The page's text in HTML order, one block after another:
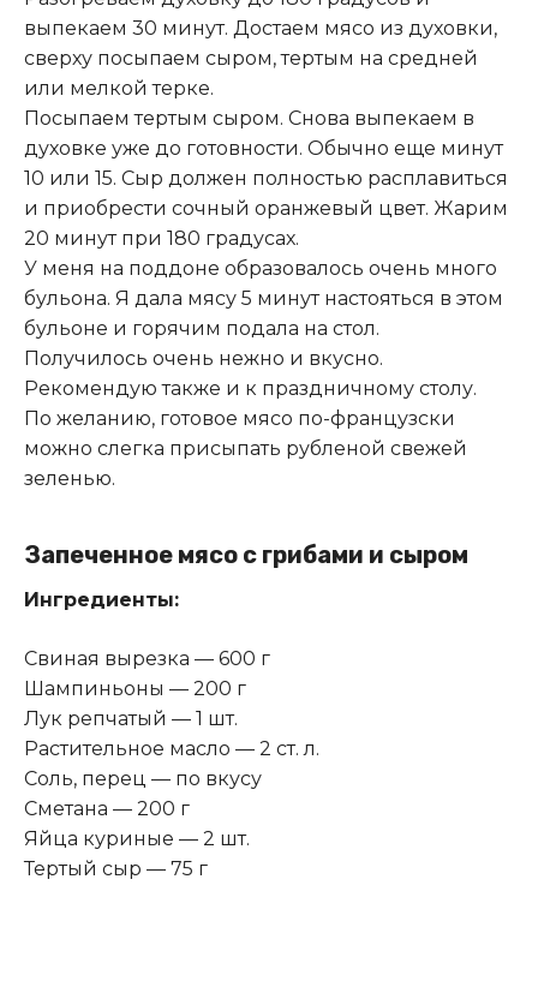
выпекаем 30 минут. Достаем мясо из духовки,
сверху посыпаем сыром, тертым на средней
или мелкой терке.
Посыпаем тертым сыром. Снова выпекаем в
духовке уже до готовности. Обычно еще минут
10 или 15. Сыр должен полностью расплавиться
и приобрести сочный оранжевый цвет. Жарим
20 минут при 180 градусах.
У меня на поддоне образовалось очень много
бульона. Я дала мясу 5 минут настояться в этом
бульоне и горячим подала на стол.
Получилось очень нежно и вкусно.
Рекомендую также и к праздничному столу.
По желанию, готовое мясо по-французски
можно слегка присыпать рубленой свежей
зеленью.
Запеченное мясо с грибами и сыром
Ингредиенты:
Свиная вырезка — 600 г
Шампиньоны — 200 г
Лук репчатый — 1 шт.
Растительное масло — 2 ст. л.
Соль, перец — по вкусу
Сметана — 200 г
Яйца куриные — 2 шт.
Тертый сыр — 75 г